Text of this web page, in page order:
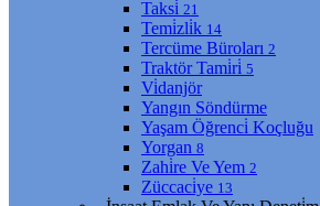
Taksi̇ 21
Temi̇zli̇k 14
Tercüme Büroları 2
Traktör Tami̇ri̇ 5
Vi̇danjör
Yangın Söndürme
Yaşam Öğrenci̇ Koçluğu
Yorgan 8
Zahi̇re Ve Yem 2
Züccaci̇ye 13